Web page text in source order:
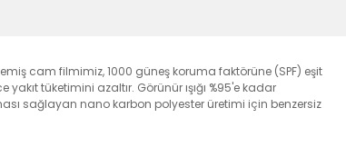
cam filmimiz, 1000 güneş koruma faktörüne (SPF) eşit
tüketimini azaltır. Görünür ışığı %95'e kadar
sağlayan nano karbon polyester üretimi için benzersiz